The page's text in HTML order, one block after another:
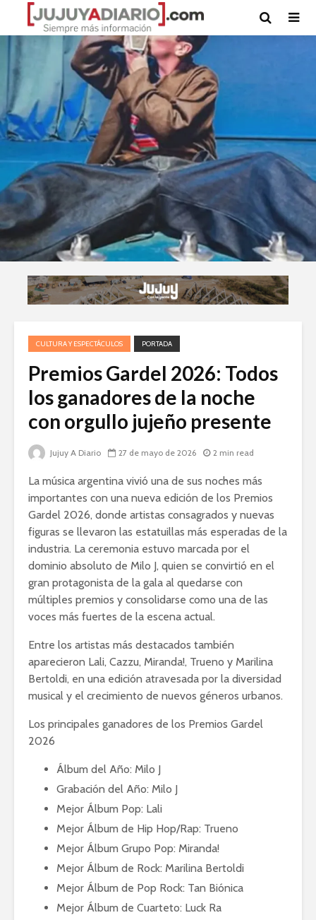
CULTURA Y ESPECTÁCULOS PORTADA
Premios Gardel 2026: Todos
los ganadores de la noche
con orgullo jujeño presente
Jujuy A Diario 27 de mayo de 2026 2 min read
La música argentina vivió una de sus noches más
importantes con una nueva edición de los Premios
Gardel 2026, donde artistas consagrados y nuevas
figuras se llevaron las estatuillas más esperadas de la
industria. La ceremonia estuvo marcada por el
dominio absoluto de Milo J, quien se convirtió en el
gran protagonista de la gala al quedarse con
múltiples premios y consolidarse como una de las
voces más fuertes de la escena actual.
Entre los artistas más destacados también
aparecieron Lali, Cazzu, Miranda!, Trueno y Marilina
Bertoldi, en una edición atravesada por la diversidad
musical y el crecimiento de nuevos géneros urbanos.
Los principales ganadores de los Premios Gardel
2026
Álbum del Año: Milo J
Grabación del Año: Milo J
Mejor Álbum Pop: Lali
Mejor Álbum de Hip Hop/Rap: Trueno
Mejor Álbum Grupo Pop: Miranda!
Mejor Álbum de Rock: Marilina Bertoldi
Mejor Álbum de Pop Rock: Tan Biónica
Mejor Álbum de Cuarteto: Luck Ra